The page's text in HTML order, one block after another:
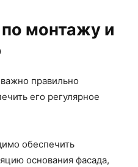
монтажу и
правильно
его регулярное
обеспечить
основания фасада,